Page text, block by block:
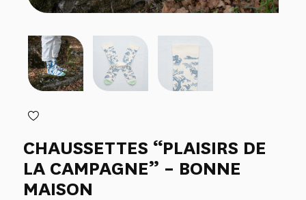
CHAUSSETTES “PLAISIRS DE
LA CAMPAGNE” – BONNE
MAISON